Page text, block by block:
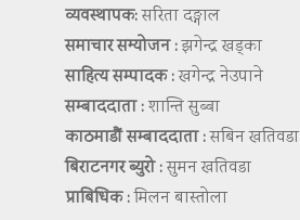
व्यवस्थापक:सरिता दङ्गाल
समाचार सम्योजन :झगेन्द्र खड्का
साहित्य सम्पादक :खगेन्द्र नेउपाने
सम्बाददाता :शान्ति सुब्बा
काठमाडौं सम्बाददाता :सबिन खतिवडा
बिराटनगर ब्युरो :सुमन खतिवडा
प्राबिधिक :मिलन बास्तोला